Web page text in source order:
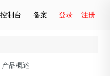
控制台 备案 登录 注册
产品概述